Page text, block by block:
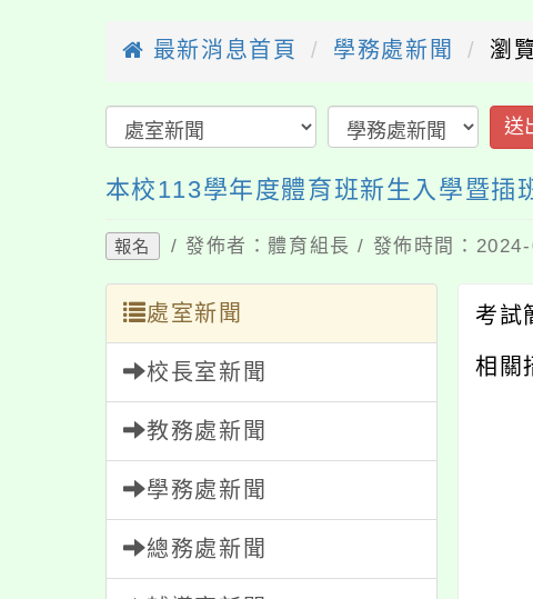
最新消息首頁 學務處新聞 瀏
送
本校113學年度體育班新生入學暨插
報名 / 發佈者：體育組長 / 發佈時間：
處室新聞
校長室新聞
教務處新聞
學務處新聞
總務處新聞
考試
相關